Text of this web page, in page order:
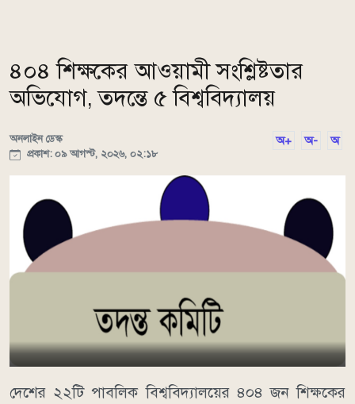
৪০৪ শিক্ষকের আওয়ামী সংশ্লিষ্টতার
অভিযোগ, তদন্তে ৫ বিশ্ববিদ্যালয়
অনলাইন ডেস্ক
প্রকাশ: ০৯ আগস্ট, ২০২৬, ০২:১৮
অ+ অ- অ
দেশের ২২টি পাবলিক বিশ্ববিদ্যালয়ের ৪০৪ জন শিক্ষকের